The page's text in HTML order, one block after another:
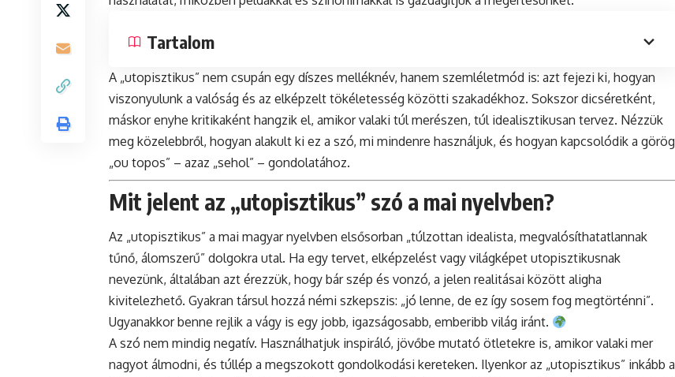
Tartalom
A „utopisztikus” nem csupán egy díszes melléknév, hanem szemléletmód is: azt fejezi ki, hogyan
viszonyulunk a valóság és az elképzelt tökéletesség közötti szakadékhoz. Sokszor dicséretként,
máskor enyhe kritikaként hangzik el, amikor valaki túl merészen, túl idealisztikusan tervez. Nézzük
meg közelebbről, hogyan alakult ki ez a szó, mi mindenre használjuk, és hogyan kapcsolódik a görög
„ou topos” – azaz „sehol” – gondolatához.
Mit jelent az „utopisztikus” szó a mai nyelvben?
Az „utopisztikus” a mai magyar nyelvben elsősorban „túlzottan idealista, megvalósíthatatlannak
tűnő, álomszerű” dolgokra utal. Ha egy tervet, elképzelést vagy világképet utopisztikusnak
nevezünk, általában azt érezzük, hogy bár szép és vonzó, a jelen realitásai között aligha
kivitelezhető. Gyakran társul hozzá némi szkepszis: „jó lenne, de ez így sosem fog megtörténni”.
Ugyanakkor benne rejlik a vágy is egy jobb, igazságosabb, emberibb világ iránt.
A szó nem mindig negatív. Használhatjuk inspiráló, jövőbe mutató ötletekre is, amikor valaki mer
nagyot álmodni, és túllép a megszokott gondolkodási kereteken. Ilyenkor az „utopisztikus” inkább a